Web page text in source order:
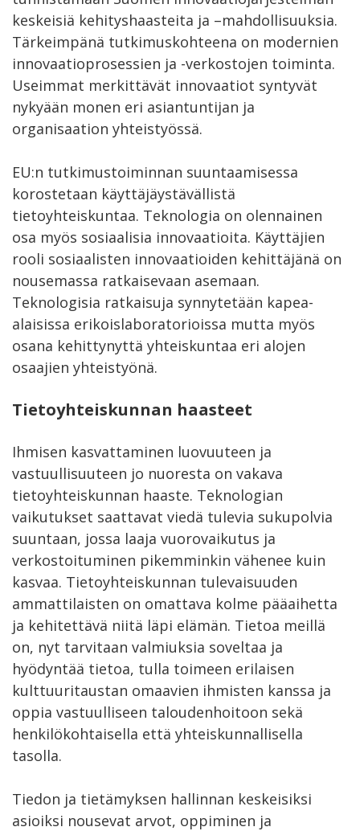
keskeisiä kehityshaasteita ja –mahdollisuuksia.
Tärkeimpänä tutkimuskohteena on modernien
innovaatioprosessien ja -verkostojen toiminta.
Useimmat merkittävät innovaatiot syntyvät
nykyään monen eri asiantuntijan ja
organisaation yhteistyössä.
EU:n tutkimustoiminnan suuntaamisessa
korostetaan käyttäjäystävällistä
tietoyhteiskuntaa. Teknologia on olennainen
osa myös sosiaalisia innovaatioita. Käyttäjien
rooli sosiaalisten innovaatioiden kehittäjänä on
nousemassa ratkaisevaan asemaan.
Teknologisia ratkaisuja synnytetään kapea-
alaisissa erikoislaboratorioissa mutta myös
osana kehittynyttä yhteiskuntaa eri alojen
osaajien yhteistyönä.
Tietoyhteiskunnan haasteet
Ihmisen kasvattaminen luovuuteen ja
vastuullisuuteen jo nuoresta on vakava
tietoyhteiskunnan haaste. Teknologian
vaikutukset saattavat viedä tulevia sukupolvia
suuntaan, jossa laaja vuorovaikutus ja
verkostoituminen pikemminkin vähenee kuin
kasvaa. Tietoyhteiskunnan tulevaisuuden
ammattilaisten on omattava kolme pääaihetta
ja kehitettävä niitä läpi elämän. Tietoa meillä
on, nyt tarvitaan valmiuksia soveltaa ja
hyödyntää tietoa, tulla toimeen erilaisen
kulttuuritaustan omaavien ihmisten kanssa ja
oppia vastuulliseen taloudenhoitoon sekä
henkilökohtaisella että yhteiskunnallisella
tasolla.
Tiedon ja tietämyksen hallinnan keskeisiksi
asioiksi nousevat arvot, oppiminen ja